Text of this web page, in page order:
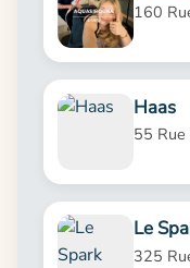
160
Haas
55
Le
325